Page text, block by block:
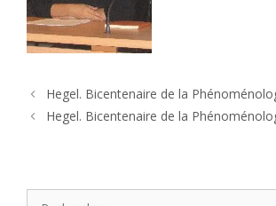
Hegel. Bicentenaire de la
Hegel. Bicentenaire de la